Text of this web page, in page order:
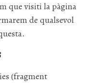
que visiti la pàgina
de qualsevol
(fragment